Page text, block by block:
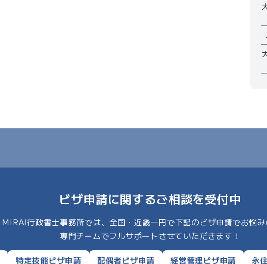
ビザ申請に関するご相談を受付中
MIRAI行政書士事務所では、全国・近畿一円で下記のビザ申請でお悩み
専門チームでフルサポートさせていただきます！
特定技能ビザ申請 配偶者ビザ申請 経営管理ビザ申請 永